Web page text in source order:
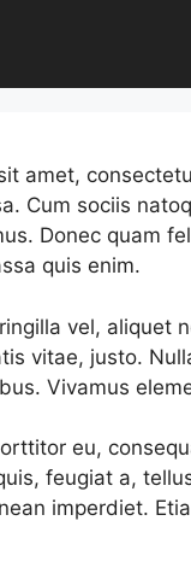
amet,
Cum sociis
Donec quam
quis enim.
vel, aliquet
vitae, justo.
Vivamus
eu,
feugiat a,
imperdiet.